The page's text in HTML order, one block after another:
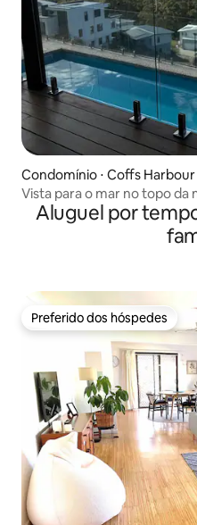
Condomínio ⋅ Coffs Harbour
Vista para o mar no topo
Aluguel por
Preferido dos hóspedes
Preferido dos hóspedes